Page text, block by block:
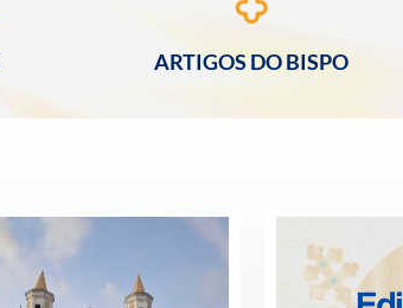
ARTIGOS DO BISPO